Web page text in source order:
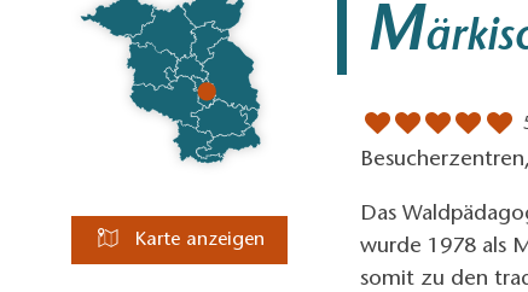
Karte anzeigen
M
Das
wurde 1978 als
somit zu den